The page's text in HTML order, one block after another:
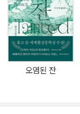
전미도서상 평생공
미국 대통령 자유
리처상, 전미도서비
학 훈장, 대통령 자유
영예를 얻은 토니 모
오염된 잔